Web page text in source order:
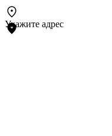
Укажите адрес